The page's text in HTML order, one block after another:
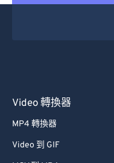
Video 轉換器
MP4 轉換器
Video 到 GIF